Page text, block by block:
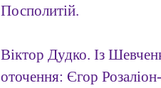
Посполитій.
Віктор Дудко. Із
оточення: Єгор